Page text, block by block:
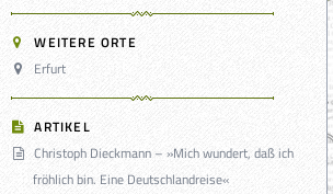
WEITERE ORTE
Erfurt
ARTIKEL
Christoph Dieckmann – »Mich wundert, daß ich
fröhlich bin. Eine Deutschlandreise«